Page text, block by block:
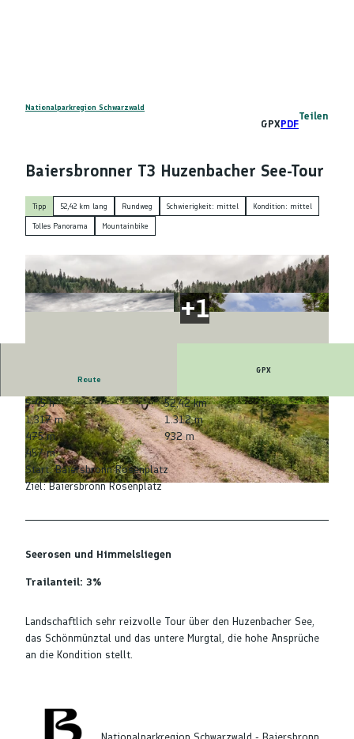
Nationalparkregion Schwarzwald
GPXPDF
Teilen
Baiersbronner T3 Huzenbacher See-Tour
Tipp 52,42 km lang Rundweg Schwierigkeit: mittel
Kondition: mittel
Tolles Panorama
Mountainbike
© Max Günter, Nationalparkregion Schwarzwald - Baiersbronn |
© Max Günter, Baiersbronn Touristik/Max Günt
er |CC-BY-ND
© Max Günter, Baiersbronn Touristik/Max Günt
er |CC-BY-ND
Route
GPX
5:45 h
52,42 km
1.317 m
1.312 m
475 m
932 m
457 m
Start: Baiersbronn Rosenplatz
Ziel: Baiersbronn Rosenplatz
Seerosen und Himmelsliegen
Trailanteil: 3%
Landschaftlich sehr reizvolle Tour über den Huzenbacher See,
das Schönmünztal und das untere Murgtal, die hohe Ansprüche
an die Kondition stellt.